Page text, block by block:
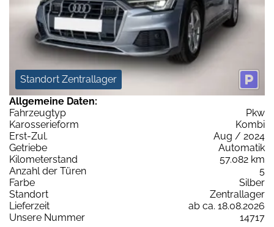
Standort Zentrallager
Allgemeine Daten:
Fahrzeugtyp
Pkw
Karosserieform
Kombi
Erst-Zul.
Aug / 2024
Getriebe
Automatik
Kilometerstand
57.082 km
Anzahl der Türen
5
Farbe
Silber
Standort
Zentrallager
Lieferzeit
ab ca. 18.08.2026
Unsere Nummer
14717